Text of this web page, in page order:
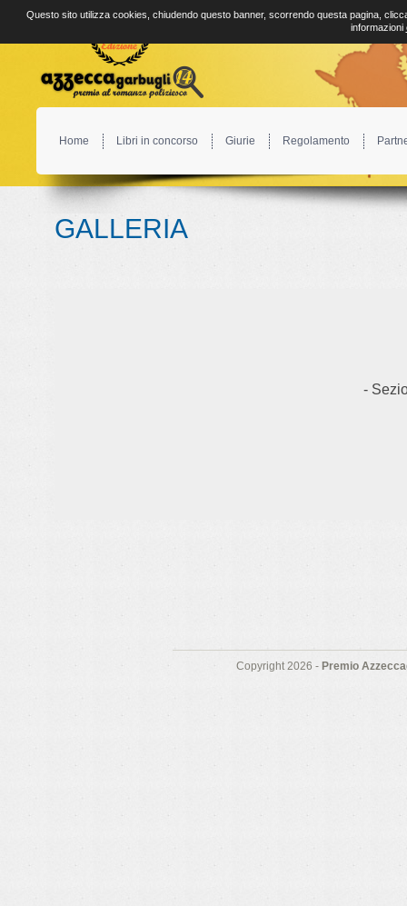
Home Libri in concorso Giurie Regolamento
GALLERIA
-
Copyright 2026 - Premio
Questo sito utilizza cookies, chiudendo questo banner, scorrendo questa pagina,
informazioni